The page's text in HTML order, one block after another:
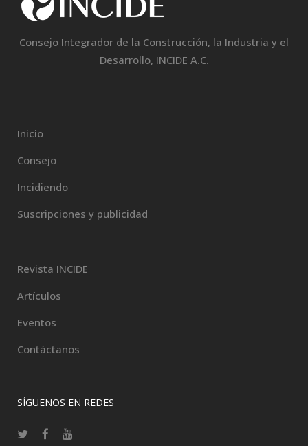
Consejo Integrador de la Construcción, la Industria y el
Desarrollo, INCIDE A.C.
Inicio
Consejo
Incidiendo
Suscripciones y publicidad
Revista INCIDE
Artículos
Eventos
Contáctanos
SÍGUENOS EN REDES